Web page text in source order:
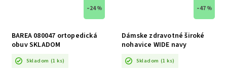
–24 %
BAREA 080047 ortopedická
obuv SKLADOM
Skladom (1 ks)
–47 %
Dámske zdravotné široké
nohavice WIDE navy
Skladom (1 ks)